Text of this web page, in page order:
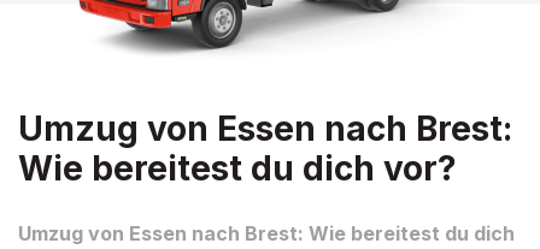
Umzug von Essen nach Brest:
Wie bereitest du dich vor?
Umzug von Essen nach Brest: Wie bereitest du dich